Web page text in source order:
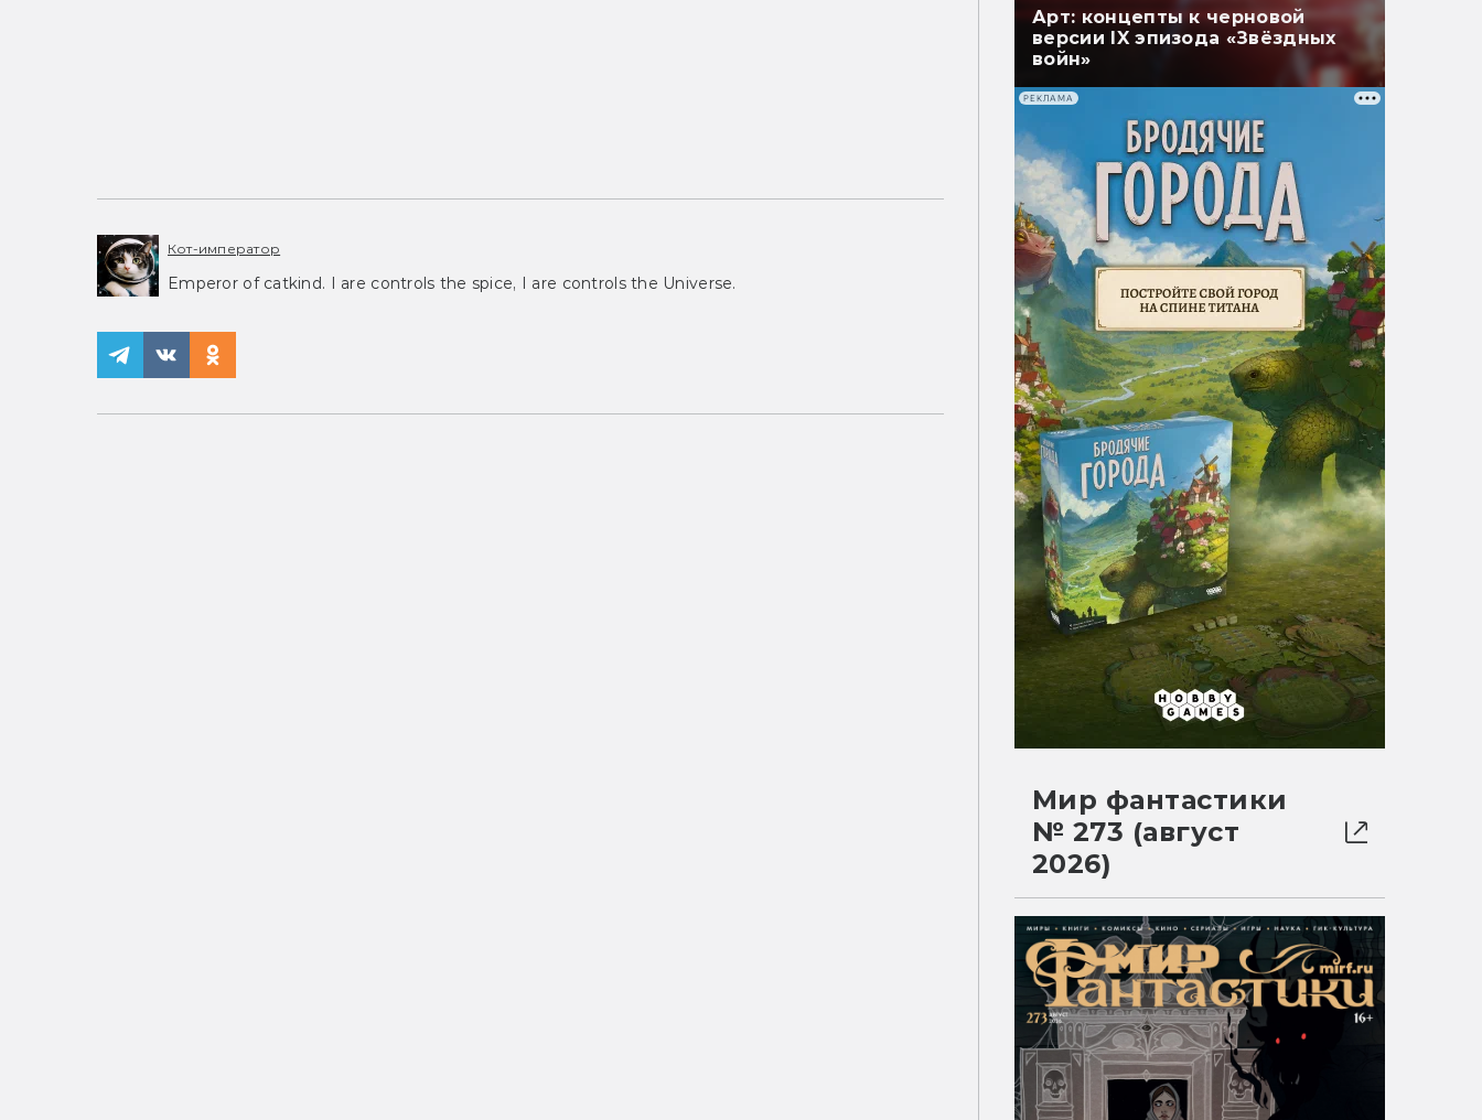
Кот-император
Emperor of catkind. I are controls the spice, I are controls the Universe.
Арт: концепты к черновой
версии IX эпизода «Звёздных
войн»
РЕКЛАМА
Мир фантастики
№ 273 (август
2026)